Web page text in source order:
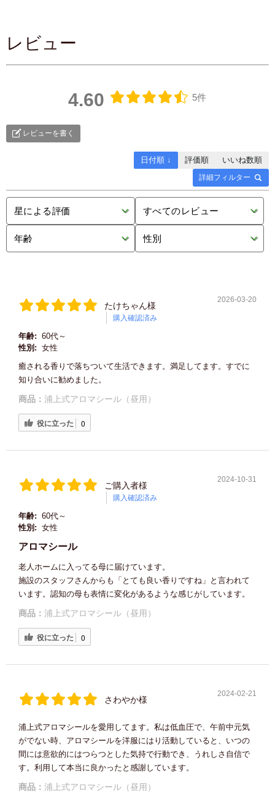
レビュー
4.60 5件
レビューを書く
詳細フィルター
日付順 ↓ 評価順 いいね数順
たけちゃん様
購入確認済み
2026-03-20
年齢: 60代～
性別: 女性
癒される香りで落ちついて生活できます。満足してます。すでに
知り合いに勧めました。
商品： 浦上式アロマシール（昼用）
役に立った 0
ご購入者様
購入確認済み
2024-10-31
年齢: 60代～
性別: 女性
アロマシール
老人ホームに入ってる母に届けています。
施設のスタッフさんからも「とても良い香りですね」と言われて
います。認知の母も表情に変化があるような感じがしています。
商品： 浦上式アロマシール（昼用）
役に立った 0
さわやか様
2024-02-21
浦上式アロマシールを愛用してます。私は低血圧で、午前中元気
がでない時、アロマシールを洋服にはり活動していると、いつの
間には意欲的にはつらつとした気持で行動でき、うれしさ自信で
す。利用して本当に良かったと感謝しています。
商品： 浦上式アロマシール（昼用）